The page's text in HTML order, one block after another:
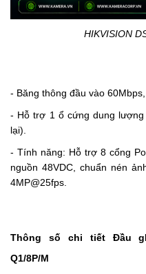
HIKVISION
- Băng thông đầu vào
- Hỗ trợ 1 ổ cứng dung
lại).
- Tính năng: Hỗ trợ 8 cổng
nguồn 48VDC, chuẩn nén
4MP@25fps.
Thông số chi tiết Đầu
Q1/8P/M